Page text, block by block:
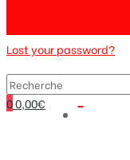
Lost your password?
00,00€